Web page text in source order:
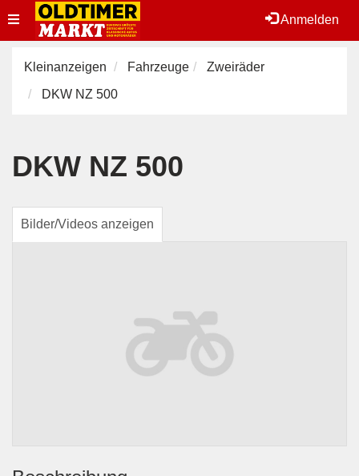
Anmelden
Toggle
navigation
Kleinanzeigen Fahrzeuge
Zweiräder
DKW NZ 500
DKW NZ 500
Bilder/Videos anzeigen